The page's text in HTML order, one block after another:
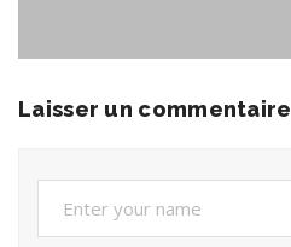
Laisser un commentaire